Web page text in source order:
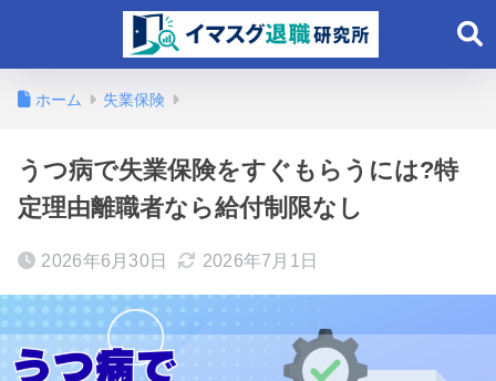
ホーム 失業保険
うつ病で失業保険をすぐもらうには?特
定理由離職者なら給付制限なし
2026年6月30日 2026年7月1日